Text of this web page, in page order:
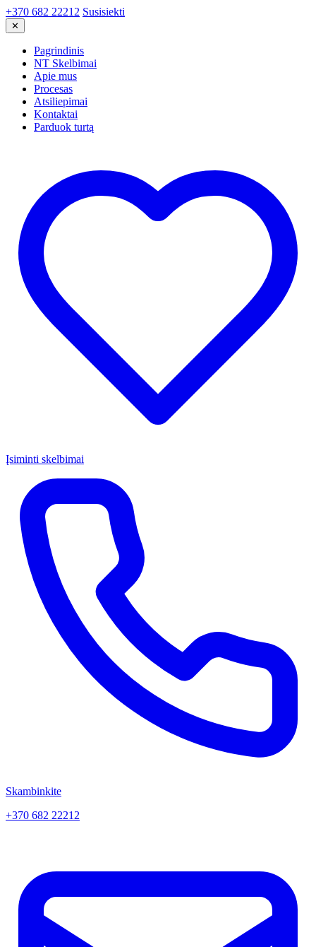
+370 682 22212 Susisiekti
✕
Pagrindinis
NT Skelbimai
Apie mus
Procesas
Atsiliepimai
Kontaktai
Parduok turtą
Įsiminti skelbimai
Skambinkite
+370 682 22212